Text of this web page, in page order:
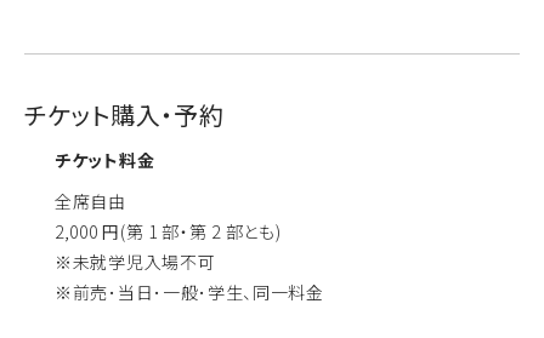
チケット購入・予約
チケット料金
全席自由
2,000 円(第 1 部・第 2 部とも)
※未就学児入場不可
※前売･当日･一般･学生、同一料金